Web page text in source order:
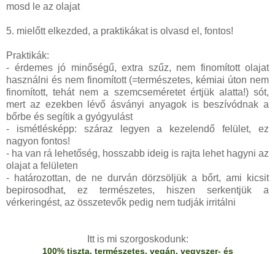
mosd le az olajat
5. mielőtt elkezded, a praktikákat is olvasd el, fontos!
Praktikák:
- érdemes jó minőségű, extra szűz, nem finomított olajat
használni és nem finomított (=természetes, kémiai úton nem
finomított, tehát nem a szemcseméretet értjük alatta!) sót,
mert az ezekben lévő ásványi anyagok is beszívódnak a
bőrbe és segítik a gyógyulást
- ismétlésképp: száraz legyen a kezelendő felület, ez
nagyon fontos!
- ha van rá lehetőség, hosszabb ideig is rajta lehet hagyni az
olajat a felületen
- határozottan, de ne durván dörzsöljük a bőrt, ami kicsit
bepirosodhat, ez természetes, hiszen serkentjük a
vérkeringést, az összetevők pedig nem tudják irritálni
Itt is mi szorgoskodunk:
100% tiszta, természetes, vegán, vegyszer- és